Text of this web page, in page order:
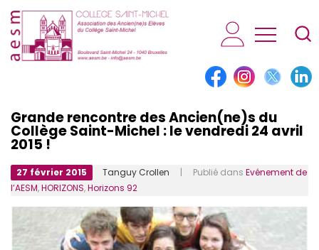
AESM...
Grande rencontre des Ancien(ne)s du
Collège Saint-Michel : le vendredi 24 avril
2015 !
27 février 2015 Tanguy Crollen | Publié dans Evénement de
l’AESM,HORIZONS,Horizons 92